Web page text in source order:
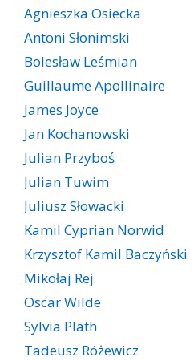
Agnieszka Osiecka
Antoni Słonimski
Bolesław Leśmian
Guillaume Apollinaire
James Joyce
Jan Kochanowski
Julian Przyboś
Julian Tuwim
Juliusz Słowacki
Kamil Cyprian Norwid
Krzysztof Kamil Baczyński
Mikołaj Rej
Oscar Wilde
Sylvia Plath
Tadeusz Różewicz